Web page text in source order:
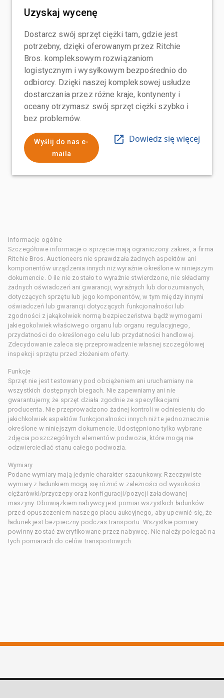
Uzyskaj wycenę
Dostarcz swój sprzęt ciężki tam, gdzie jest
potrzebny, dzięki oferowanym przez Ritchie
Bros. kompleksowym rozwiązaniom
logistycznym i wysyłkowym bezpośrednio do
odbiorcy. Dzięki naszej kompleksowej usłudze
dostarczania przez różne kraje, kontynenty i
oceany otrzymasz swój sprzęt ciężki szybko i
bez problemów.
Wyślij do nas e-
maila
Dowiedz się więcej
Informacje ogólne
Szczegółowe informacje o sprzęcie mają ograniczony zakres, a firma
Ritchie Bros. Auctioneers nie sprawdzała żadnych aspektów ani
komponentów urządzenia innych niż wyraźnie określone w niniejszym
dokumencie. O ile nie zostało to wyraźnie stwierdzone, nie składamy
żadnych oświadczeń ani gwarancji, wyraźnych lub dorozumianych,
dotyczących sprzętu lub jego komponentów, w tym między innymi
oświadczeń lub gwarancji dotyczących funkcjonalności lub
zgodności z jakąkolwiek normą bezpieczeństwa bądź wymogami
jakiegokolwiek właściwego organu lub organu regulacyjnego,
przydatności do określonego celu lub przydatności handlowej.
Zdecydowanie zaleca się przeprowadzenie własnej szczegółowej
inspekcji sprzętu przed złożeniem oferty.
Funkcje
Sprzęt nie jest testowany pod obciążeniem ani uruchamiany na
wszystkich dostępnych biegach. Nie zapewniamy ani nie
gwarantujemy, że sprzęt działa zgodnie ze specyfikacjami
producenta. Nie przeprowadzono żadnej kontroli w odniesieniu do
jakichkolwiek aspektów funkcjonalności innych niż te jednoznacznie
określone w niniejszym dokumencie. Udostępniono tylko wybrane
zdjęcia poszczególnych elementów podwozia, które mogą nie
odzwierciedlać stanu całego podwozia.
Wymiary
Podane wymiary mają jedynie charakter szacunkowy. Rzeczywiste
wymiary z ładunkiem mogą się różnić w zależności od wysokości
ciężarówki/przyczepy oraz konfiguracji/pozycji załadowanej
maszyny. Obowiązkiem nabywcy jest pomiar wszystkich ładunków
przed opuszczeniem naszego placu aukcyjnego, aby upewnić się, że
ładunek jest bezpieczny podczas transportu. Wszystkie pomiary
powinny zostać zweryfikowane przez nabywcę. Nie należy polegać na
tych pomiarach do celów transportowych.